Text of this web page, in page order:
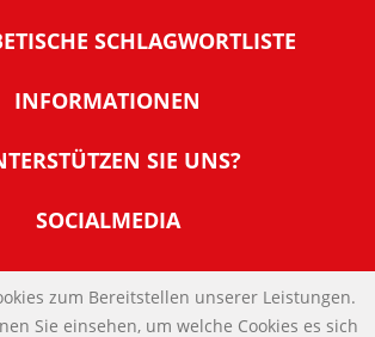
SCHLAGWORTLISTE
INFORMATIONEN
Warum NachDenkSeiten
Nutzung der NachDenkSeiten
und E-Mail-Signaturen
Links
SIE UNS?
Sie Fördermitglied
Spenden Sie Online
SOCIALMEDIA
IMPRESSUM
zum Bereitstellen unserer Leistungen.
Sie einsehen, um welche Cookies es sich